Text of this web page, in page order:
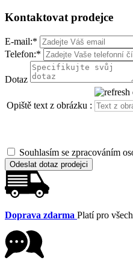
Kontaktovat prodejce
E-mail:*
Telefon:*
Dotaz
Opiště text z obrázku :
Souhlasím se zpracováním
Odeslat dotaz prodejci
Doprava zdarma Platí pro